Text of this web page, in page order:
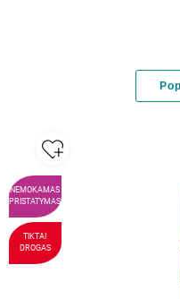
NEMOKAMAS
PRISTATYMAS
TIKTAI
DROGAS